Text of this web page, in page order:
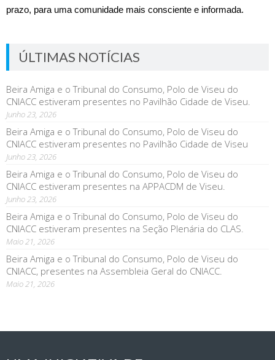
prazo, para uma comunidade mais consciente e informada.
ÚLTIMAS NOTÍCIAS
Beira Amiga e o Tribunal do Consumo, Polo de Viseu do
CNIACC estiveram presentes no Pavilhão Cidade de Viseu.
Junho 23, 2026
Beira Amiga e o Tribunal do Consumo, Polo de Viseu do
CNIACC estiveram presentes no Pavilhão Cidade de Viseu
Junho 23, 2026
Beira Amiga e o Tribunal do Consumo, Polo de Viseu do
CNIACC estiveram presentes na APPACDM de Viseu.
Junho 23, 2026
Beira Amiga e o Tribunal do Consumo, Polo de Viseu do
CNIACC estiveram presentes na Seção Plenária do CLAS.
Maio 21, 2026
Beira Amiga e o Tribunal do Consumo, Polo de Viseu do
CNIACC, presentes na Assembleia Geral do CNIACC.
Maio 21, 2026